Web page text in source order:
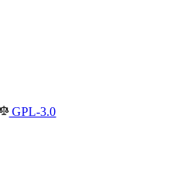
GPL-3.0